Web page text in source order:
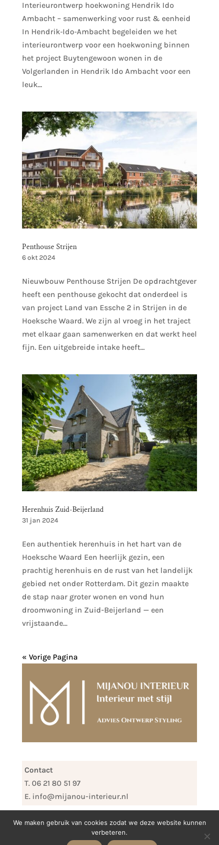
Interieurontwerp hoekwoning Hendrik Ido
Ambacht – samenwerking voor rust & eenheid
In Hendrik‑Ido‑Ambacht begeleiden we het
interieurontwerp voor een hoekwoning binnen
het project Buytengewoon wonen in de
Volgerlanden in Hendrik Ido Ambacht voor een
leuk...
Penthouse Strijen
6 okt 2024
Nieuwbouw Penthouse Strijen De opdrachtgever
heeft een penthouse gekocht dat onderdeel is
van project Land van Essche 2 in Strijen in de
Hoeksche Waard. We zijn al vroeg in het traject
met elkaar gaan samenwerken en dat werkt heel
fijn. Een uitgebreide intake heeft...
Herenhuis Zuid-Beijerland
31 jan 2024
Een authentiek herenhuis in het hart van de
Hoeksche Waard Een heerlijk gezin, een
prachtig herenhuis en de rust van het landelijk
gebied net onder Rotterdam. Dit gezin maakte
de stap naar groter wonen en vond hun
droomwoning in Zuid-Beijerland — een
vrijstaande...
« Vorige Pagina
Contact
T. 06 21 80 51 97
E. info@mijanou-interieur.nl
We maken gebruik van cookies zodat we deze website kunnen
verbeteren.